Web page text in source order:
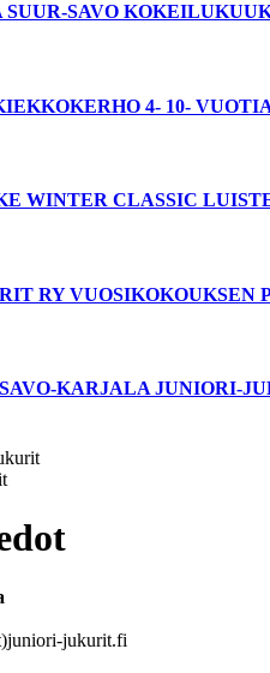
SUUR-SAVO
4- 10-
WINTER CLASSIC
RY VUOSIKOKOUKSEN
KARJALA JUNIORI-
jukurit.fi